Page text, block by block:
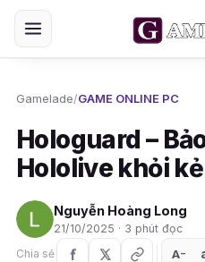
Gamelade/GAME ONLINE PC
Hologuard –
Hololive khỏi
Nguyễn Hoàng Long
21/10/2025 · 3 phút đọc
Chia sẻ
A−